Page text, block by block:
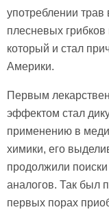
употреблении трав
плесневых
который и стал
Америки.
Первым
эффектом стал
применению в
химики, его
продолжили
аналогов. Так был
первых порах